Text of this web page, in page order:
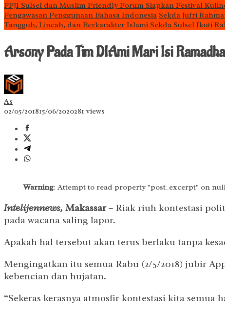
PPJI Sulsel dan Muslim Friendly Forum Siapkan Festival
Pengawasan Penggunaan Bahasa Indonesia Sekda Jufri
Tangguh, Lincah, dan Berkarakter Islami Sekda Sulsel Ikuti
Arsony Pada Tim DIAmi Mari Isi
As
02/05/201815/06/2020281 views
Warning: Attempt to read property "post_excerpt" on
Intelijennews, Makassar– Riak riuh kontestasi
pada wacana saling lapor.
Apakah hal tersebut akan terus berlaku tanpa
Mengingatkan itu semua Rabu (2/5/2018) jubir
kebencian dan hujatan.
“Sekeras kerasnya atmosfir kontestasi kita